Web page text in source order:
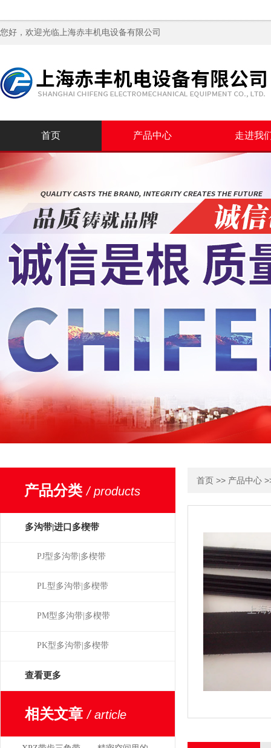
您好，欢迎光临上海赤丰机电设备有限公司
首页 产品中心 走进我
产品分类/ products
多沟带|进口多楔带
PJ型多沟带|多楔带
PL型多沟带|多楔带
PM型多沟带|多楔带
PK型多沟带|多楔带
查看更多
相关文章/ article
首页 >> 产品中心